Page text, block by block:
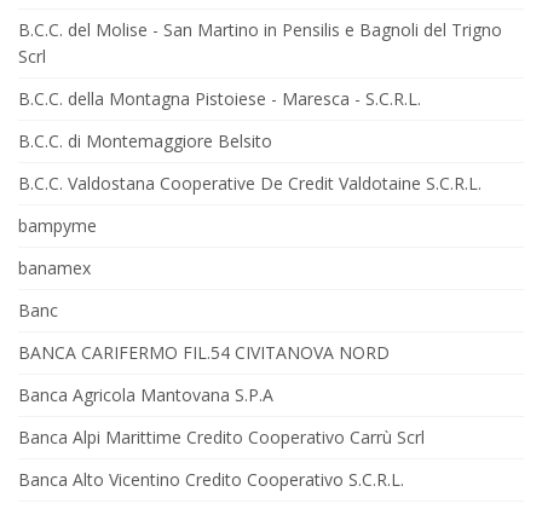
B.C.C. del Molise - San Martino in Pensilis e Bagnoli del Trigno
Scrl
B.C.C. della Montagna Pistoiese - Maresca - S.C.R.L.
B.C.C. di Montemaggiore Belsito
B.C.C. Valdostana Cooperative De Credit Valdotaine S.C.R.L.
bampyme
banamex
Banc
BANCA CARIFERMO FIL.54 CIVITANOVA NORD
Banca Agricola Mantovana S.P.A
Banca Alpi Marittime Credito Cooperativo Carrù Scrl
Banca Alto Vicentino Credito Cooperativo S.C.R.L.